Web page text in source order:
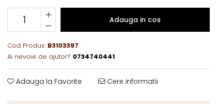
Adauga in cos
Cod Produs: B3103397
Ai nevoie de ajutor? 0734740441
Adauga la Favorite Cere informatii